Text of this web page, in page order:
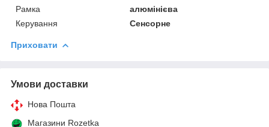
Рамка
алюмінієва
Керування
Сенсорне
Приховати
Умови доставки
Нова Пошта
Магазини Rozetka